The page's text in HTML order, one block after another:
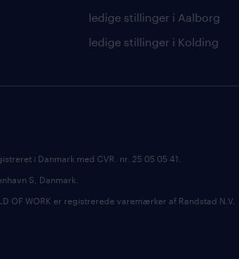
ledige stillinger i Aalborg
ledige stillinger i Kolding
i Danmark med CVR. nr. 25 05 05 41.
S, Danmark.
OF WORK er registrerede varemærker af Randstad N.V.